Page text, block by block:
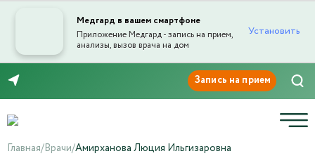
Медгард в вашем смартфоне
Приложение Медгард - запись на прием,
анализы, вызов врача на дом
Установить
Главная/Врачи/Амирханова Люция Ильгизаровна
Отправка отзыва